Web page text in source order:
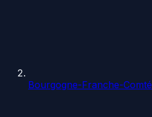
Bourgogne-Franche-Comté